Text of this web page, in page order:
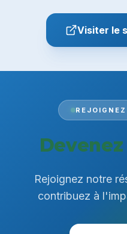
Visiter le
Rejoignez notre
contribuez à